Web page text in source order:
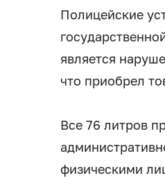
Полицейские
является
что приобрел
Все 76 литров
физическими